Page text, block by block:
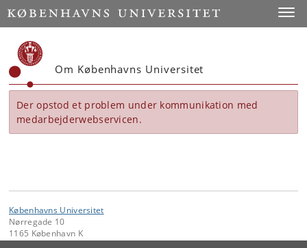
Start
Om Københavns Universitet
Der opstod et problem under kommunikation med
medarbejderwebservicen.
Københavns Universitet
Nørregade 10
1165 København K